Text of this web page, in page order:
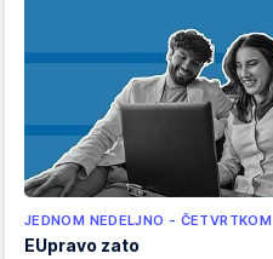
JEDNOM NEDELJNO - ČETVRTKOM
EUpravo zato